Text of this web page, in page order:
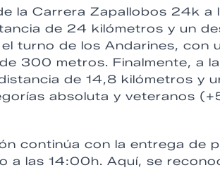
la Carrera Zapallobos 24k a
de 24 kilómetros y un
turno de los Andarines, con
300 metros. Finalmente, a
de 14,8 kilómetros y
absoluta y veteranos
continúa con la entrega de
a las 14:00h. Aquí, se